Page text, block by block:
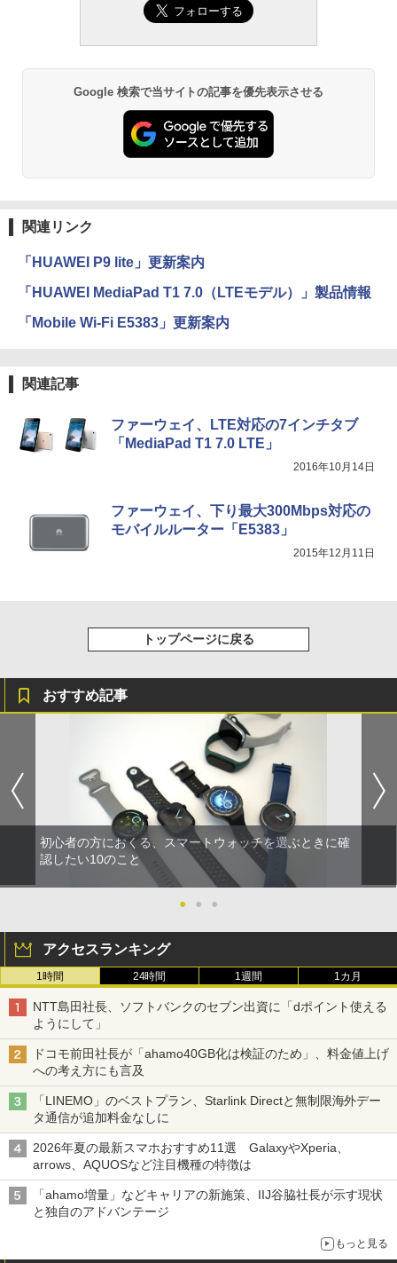
Google 検索で当サイトの記事を優先表示させる
関連リンク
「HUAWEI P9 lite」更新案内
「HUAWEI MediaPad T1 7.0（LTEモデル）」製品情報
「Mobile Wi-Fi E5383」更新案内
関連記事
ファーウェイ、LTE対応の7インチタブ
「MediaPad T1 7.0 LTE」
2016年10月14日
ファーウェイ、下り最大300Mbps対応の
モバイルルーター「E5383」
2015年12月11日
トップページに戻る
おすすめ記事
初心者の方におくる、スマートウォッチを選ぶときに確
認したい10のこと
● ● ●
アクセスランキング
1時間 24時間 1週間 1カ月
NTT島田社長、ソフトバンクのセブン出資に「dポイント使える
ようにして」
ドコモ前田社長が「ahamo40GB化は検証のため」、料金値上げ
への考え方にも言及
「LINEMO」のベストプラン、Starlink Directと無制限海外デー
タ通信が追加料金なしに
2026年夏の最新スマホおすすめ11選 GalaxyやXperia、
arrows、AQUOSなど注目機種の特徴は
「ahamo増量」などキャリアの新施策、IIJ谷脇社長が示す現状
と独自のアドバンテージ
もっと見る